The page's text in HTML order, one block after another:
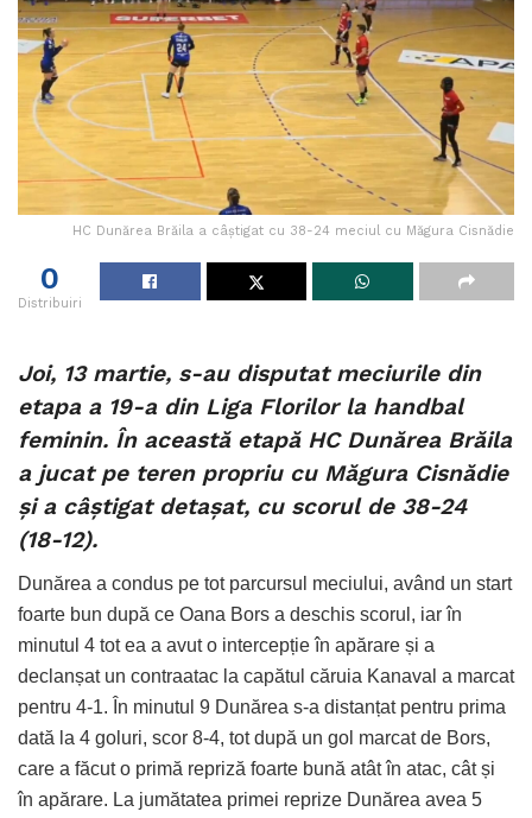
HC Dunărea Brăila a câștigat cu 38-24 meciul cu Măgura Cisnădie
0
Distribuiri
Joi, 13 martie, s-au disputat meciurile din
etapa a 19-a din Liga Florilor la handbal
feminin. În această etapă HC Dunărea Brăila
a jucat pe teren propriu cu Măgura Cisnădie
și a câștigat detașat, cu scorul de 38-24
(18-12).
Dunărea a condus pe tot parcursul meciului, având un start
foarte bun după ce Oana Bors a deschis scorul, iar în
minutul 4 tot ea a avut o intercepție în apărare și a
declanșat un contraatac la capătul căruia Kanaval a marcat
pentru 4-1. În minutul 9 Dunărea s-a distanțat pentru prima
dată la 4 goluri, scor 8-4, tot după un gol marcat de Bors,
care a făcut o primă repriză foarte bună atât în atac, cât și
în apărare. La jumătatea primei reprize Dunărea avea 5